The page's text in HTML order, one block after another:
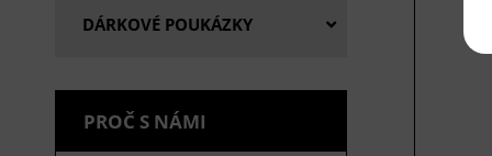
DÁRKOVÉ POUKÁZKY
PROČ S NÁMI